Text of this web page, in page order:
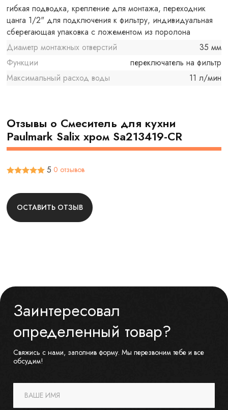
гибкая подводка, крепление для монтажа, переходник
цанга 1/2" для подключения к фильтру, индивидуальная
сберегающая упаковка с ложементом из поролона
Диаметр монтажных отверстий
35 мм
Функции
переключатель на фильтр
Максимальный расход воды
11 л/мин
Отзывы о Смеситель для кухни
Paulmark Salix хром Sa213419-CR
5 0 отзывов
ОСТАВИТЬ ОТЗЫВ
Заинтересовал
определенный товар?
Свяжись с нами, заполнив форму. Мы перезвоним тебе и все
обсудим!
ВАШЕ ИМЯ